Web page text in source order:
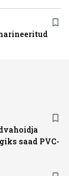
saad PVC-